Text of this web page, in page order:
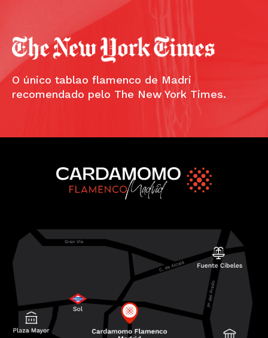
O único tablao flamenco de Madri
recomendado pelo The New York Times.